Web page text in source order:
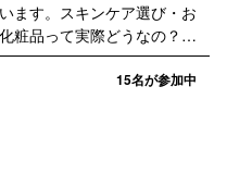
ます。スキンケア選び・お
粧品って実際どうなの？な
疑問を募集しています。ぜ
嬉しいです。頂いた内容を
お化粧品選びやスキンケア
お届けいたします。
15名が参加中